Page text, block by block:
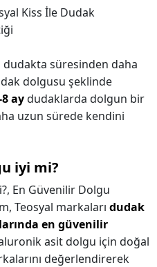
Kiss İle Dudak
dudakta süresinden daha
dolgusu şeklinde
aydudaklarda dolgun bir
uzun sürede kendini
iyi mi?
En Güvenilir Dolgu
Teosyal markaları dudak
en güvenilir
asit dolgu için doğal
değerlendirerek